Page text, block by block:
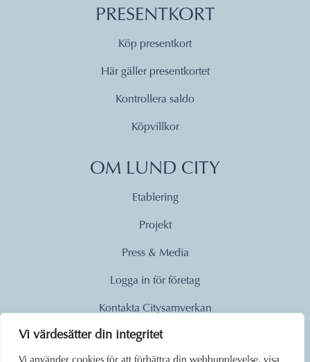
Vi värdesätter din integritet
PRESENTKORT
Köp presentkort
Här gäller presentkortet
Kontrollera saldo
Köpvillkor
OM LUND CITY
Etablering
Projekt
Press & Media
Logga in för företag
Kontakta Citysamverkan